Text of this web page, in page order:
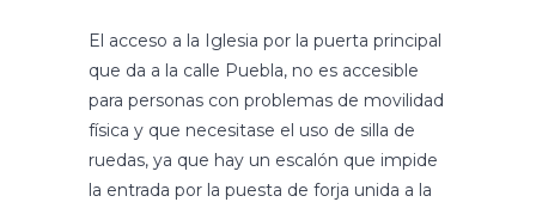
El acceso a la Iglesia por la puerta principal
que da a la calle Puebla, no es accesible
para personas con problemas de movilidad
física y que necesitase el uso de silla de
ruedas, ya que hay un escalón que impide
la entrada por la puesta de forja unida a la